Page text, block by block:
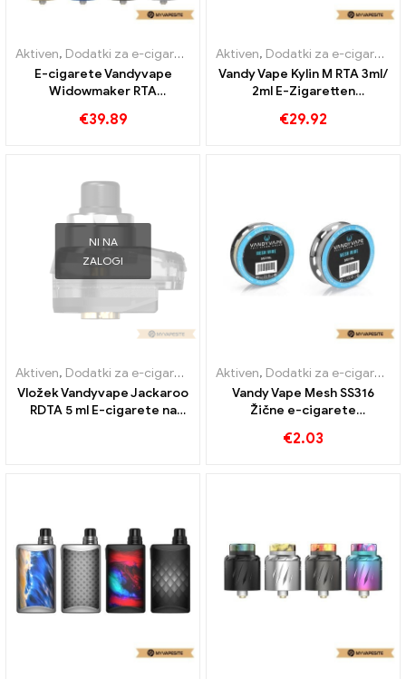
Aktiven, Dodatki za e-cigarete
E-cigarete Vandyvape
Widowmaker RTA
€39.89
Aktiven, Dodatki za e-cigarete
Vandy Vape Kylin M RTA 3ml/
2ml E-Zigaretten
€29.92
NI NA
ZALOGI
Aktiven, Dodatki za e-cigarete
Vložek Vandyvape Jackaroo
RDTA 5 ml E-cigarete na
Aktiven, Dodatki za e-cigarete
Vandy Vape Mesh SS316
Žične e-cigarete
€2.03